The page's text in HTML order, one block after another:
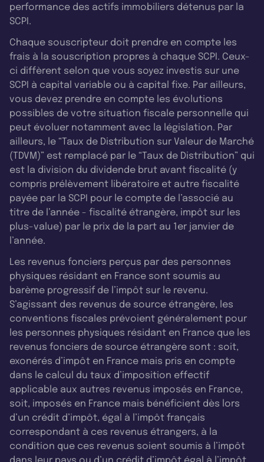
performance des actifs immobiliers détenus par la
SCPI.
Chaque souscripteur doit prendre en compte les
frais à la souscription propres à chaque SCPI. Ceux-
ci diffèrent selon que vous soyez investis sur une
SCPI à capital variable ou à capital fixe. Par ailleurs,
vous devez prendre en compte les évolutions
possibles de votre situation fiscale personnelle qui
peut évoluer notamment avec la législation. Par
ailleurs, le “Taux de Distribution sur Valeur de Marché
(TDVM)” est remplacé par le “Taux de Distribution” qui
est la division du dividende brut avant fiscalité (y
compris prélèvement libératoire et autre fiscalité
payée par la SCPI pour le compte de l’associé au
titre de l’année - fiscalité étrangère, impôt sur les
plus-value) par le prix de la part au 1er janvier de
l’année.
Les revenus fonciers perçus par des personnes
physiques résidant en France sont soumis au
barème progressif de l’impôt sur le revenu.
S’agissant des revenus de source étrangère, les
conventions fiscales prévoient généralement pour
les personnes physiques résidant en France que les
revenus fonciers de source étrangère sont : soit,
exonérés d’impôt en France mais pris en compte
dans le calcul du taux d’imposition effectif
applicable aux autres revenus imposés en France,
soit, imposés en France mais bénéficient dès lors
d’un crédit d’impôt, égal à l’impôt français
correspondant à ces revenus étrangers, à la
condition que ces revenus soient soumis à l’impôt